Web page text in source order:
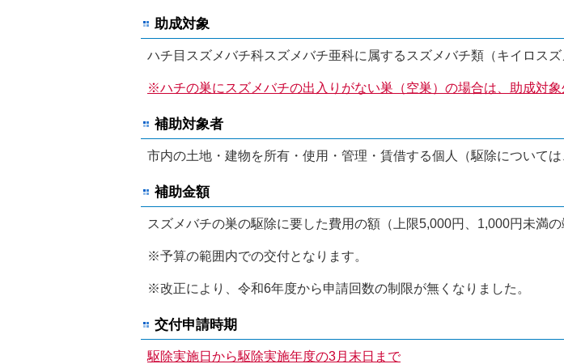
助成対象
ハチ目スズメバチ科スズメバチ亜科に属するスズメバチ類（キイロス
※ハチの巣にスズメバチの出入りがない巣（空巣）の場合は、助成対象
補助対象者
市内の土地・建物を所有・使用・管理・賃借する個人（駆除については
補助金額
スズメバチの巣の駆除に要した費用の額（上限5,000円、1,000円未満の
※予算の範囲内での交付となります。
※改正により、令和6年度から申請回数の制限が無くなりました。
交付申請時期
駆除実施日から駆除実施年度の3月末日まで